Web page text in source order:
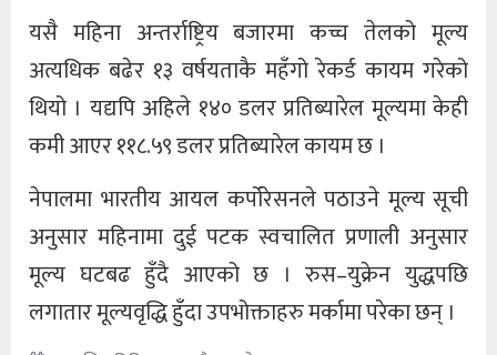
यसै महिना अन्तर्राष्ट्रिय बजारमा कच्च तेलको मूल्य
अत्यधिक बढेर १३ वर्षयताकै महँगो रेकर्ड कायम गरेको
थियो । यद्यपि अहिले १४० डलर प्रतिब्यारेल मूल्यमा केही
कमी आएर ११८.५९ डलर प्रतिब्यारेल कायम छ ।
नेपालमा भारतीय आयल कर्पोरेसनले पठाउने मूल्य सूची
अनुसार महिनामा दुई पटक स्वचालित प्रणाली अनुसार
मूल्य घटबढ हुँदै आएको छ । रुस–युक्रेन युद्धपछि
लगातार मूल्यवृद्धि हुँदा उपभोक्ताहरु मर्कामा परेका छन् ।